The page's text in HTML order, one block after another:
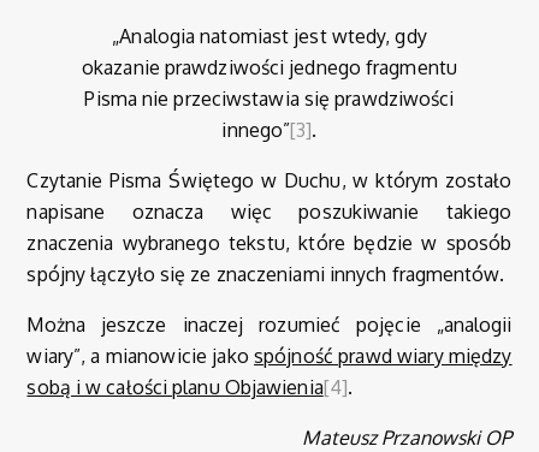
„Analogia natomiast jest wtedy, gdy
okazanie prawdziwości jednego fragmentu
Pisma nie przeciwstawia się prawdziwości
innego”[3].
Czytanie Pisma Świętego w Duchu, w którym zostało
napisane oznacza więc poszukiwanie takiego
znaczenia wybranego tekstu, które będzie w sposób
spójny łączyło się ze znaczeniami innych fragmentów.
Można jeszcze inaczej rozumieć pojęcie „analogii
wiary”, a mianowicie jakospójność prawd wiary między
sobą i w całości planu Objawienia[4].
Mateusz Przanowski OP